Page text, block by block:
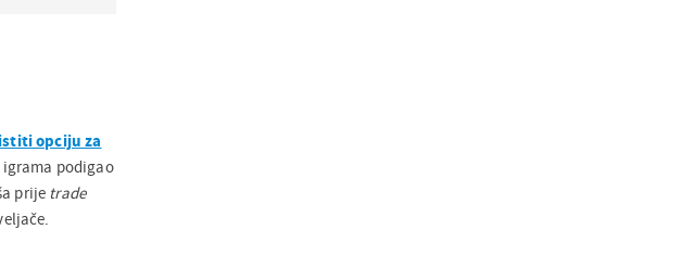
opciju za
podigao
prije trade